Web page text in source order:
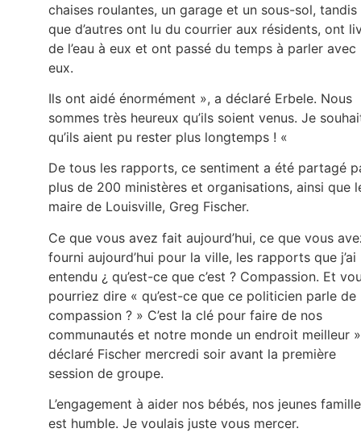
chaises roulantes, un garage et un sous-sol, tandis
que d’autres ont lu du courrier aux résidents, ont
de l’eau à eux et ont passé du temps à parler avec
eux.
Ils ont aidé énormément », a déclaré Erbele. Nous
sommes très heureux qu’ils soient venus. Je
qu’ils aient pu rester plus longtemps ! «
De tous les rapports, ce sentiment a été partagé
plus de 200 ministères et organisations, ainsi que
maire de Louisville, Greg Fischer.
Ce que vous avez fait aujourd’hui, ce que vous
fourni aujourd’hui pour la ville, les rapports que j’ai
entendu ¿ qu’est-ce que c’est ? Compassion. Et
pourriez dire « qu’est-ce que ce politicien parle de
compassion ? » C’est la clé pour faire de nos
communautés et notre monde un endroit meilleur
déclaré Fischer mercredi soir avant la première
session de groupe.
L’engagement à aider nos bébés, nos jeunes
est humble. Je voulais juste vous mercer.